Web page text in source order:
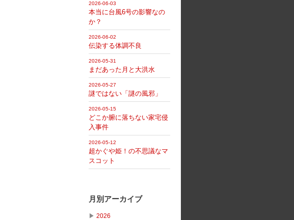
2026-06-03
本当に台風6号の影響なの
か？
2026-06-02
伝染する体調不良
2026-05-31
まだあった月と大洪水
2026-05-27
謎ではない「謎の風邪」
2026-05-15
どこか腑に落ちない家宅侵
入事件
2026-05-12
超かぐや姫！の不思議なマ
スコット
月別アーカイブ
▶ 2026